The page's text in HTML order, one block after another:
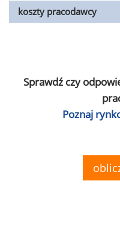
koszty pracodawcy
Sprawdź czy
Poznaj